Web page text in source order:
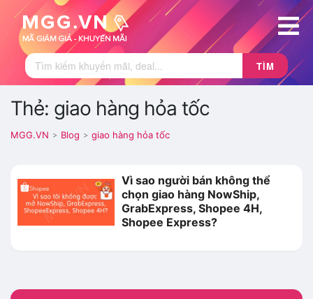
TÌM
Thẻ: giao hàng hỏa tốc
MGG.VN > Blog > giao hàng hỏa tốc
Vì sao người bán không thể
chọn giao hàng NowShip,
GrabExpress, Shopee 4H,
Shopee Express?